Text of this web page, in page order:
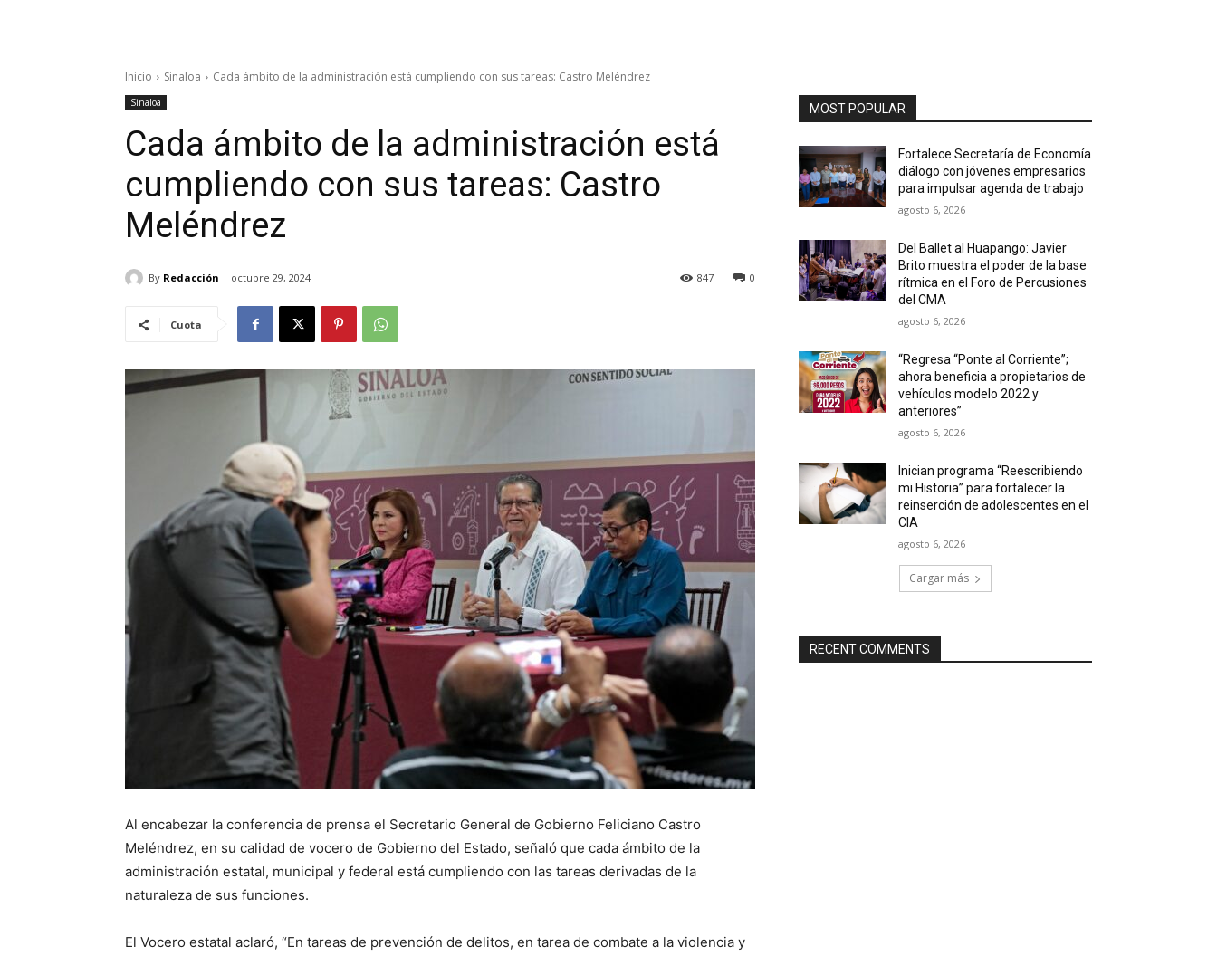
Inicio Sinaloa Cada ámbito de la administración está cumpliendo con sus tareas: Castro Meléndrez
Sinaloa
Cada ámbito de la administración está
cumpliendo con sus tareas: Castro
Meléndrez
By Redacción octubre 29, 2024 0
847
Cuota
Al encabezar la conferencia de prensa el Secretario General de Gobierno Feliciano Castro
Meléndrez, en su calidad de vocero de Gobierno del Estado, señaló que cada ámbito de la
administración estatal, municipal y federal está cumpliendo con las tareas derivadas de la
naturaleza de sus funciones.
El Vocero estatal aclaró, “En tareas de prevención de delitos, en tarea de combate a la violencia y
MOST POPULAR
Fortalece Secretaría de Economía
diálogo con jóvenes empresarios
para impulsar agenda de trabajo
agosto 6, 2026
Del Ballet al Huapango: Javier
Brito muestra el poder de la base
rítmica en el Foro de Percusiones
del CMA
agosto 6, 2026
“Regresa “Ponte al Corriente”;
ahora beneficia a propietarios de
vehículos modelo 2022 y
anteriores”
agosto 6, 2026
Inician programa “Reescribiendo
mi Historia” para fortalecer la
reinserción de adolescentes en el
CIA
agosto 6, 2026
Cargar más
RECENT COMMENTS